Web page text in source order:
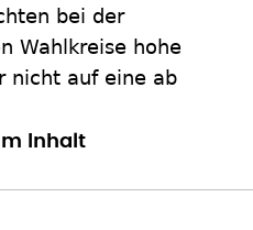
bei der
Wahlkreise hohe
nicht auf eine ab
Inhalt